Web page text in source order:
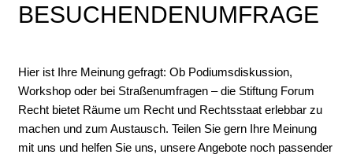
BESUCHENDENUMFRAGE
Hier ist Ihre Meinung gefragt: Ob Podiumsdiskussion,
Workshop oder bei Straßenumfragen – die Stiftung Forum
Recht bietet Räume um Recht und Rechtsstaat erlebbar zu
machen und zum Austausch. Teilen Sie gern Ihre Meinung
mit uns und helfen Sie uns, unsere Angebote noch passender